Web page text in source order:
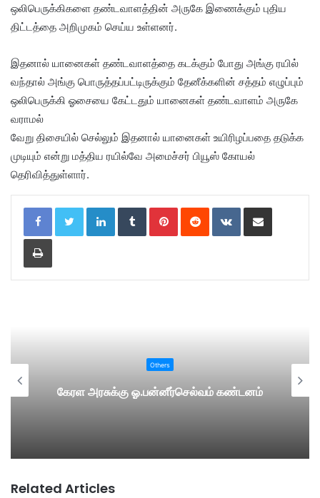
ஒலிபெருக்கிகளை தண்டவாளத்தின் அருகே இணைக்கும் புதிய
திட்டத்தை அறிமுகம் செய்ய உள்ளனர்.
இதனால் யானைகள் தண்டவாளத்தை கடக்கும் போது அங்கு ரயில்
வந்தால் அங்கு பொருத்தப்பட்டிருக்கும் தேனீக்களின் சத்தம் எழுப்பும்
ஒலிபெருக்கி ஓசையை கேட்டதும் யானைகள் தண்டவாளம் அருகே
வராமல்
வேறு திசையில் செல்லும் இதனால் யானைகள் உயிரிழப்பதை தடுக்க
முடியும் என்று மத்திய ரயில்வே அமைச்சர் பியூஸ் கோயல்
தெரிவித்துள்ளார்.
LinkedIn Tumblr Pinterest Reddit VKontakte
Print
Others
கேரள அரசுக்கு ஓ.பன்னீர்செல்வம் கண்டனம்
Related Articles